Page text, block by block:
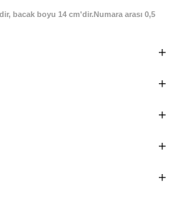
bacak boyu 14 cm'dir.Numara arası 0,5
Günlük kullanıma uygundur.